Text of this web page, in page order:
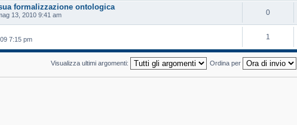
formalizzazione ontologica
13, 2010 9:41 am 0
7:15 pm 1
Visualizza ultimi argomenti: Ordina per